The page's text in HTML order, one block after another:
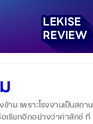
ม เพราะโรงงานเป็นสถาน
เรียกอีกอย่างว่าค่าลักซ์ ที่